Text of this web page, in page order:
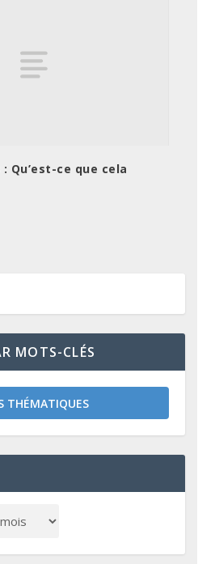
Qu’est-ce que cela
MOTS-CLÉS
THÉMATIQUES